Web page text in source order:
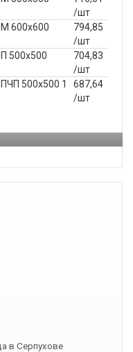
/шт
600х600
794,85
/шт
500х500
704,83
/шт
500х500 1
687,64
/шт
в Серпухове